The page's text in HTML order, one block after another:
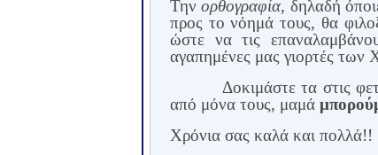
Την ορθογραφία, δηλαδή
προς το νόημά τους, θα
ώστε να τις
αγαπημένες μας γιορτές των
Δοκιμάστε τα στις
από μόνα τους, μαμά
Χρόνια σας καλά και πολλά!!